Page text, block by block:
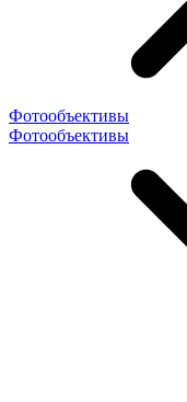
Фотообъективы
Фотообъективы